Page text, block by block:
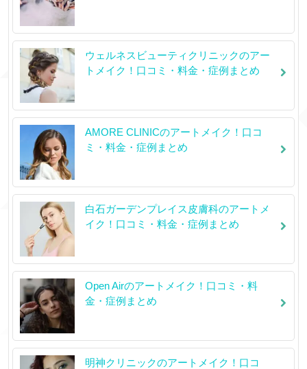
ウェルネスビューティクリニックのアー
トメイク！口コミ・料金・症例まとめ
AMORE CLINICのアートメイク！口コ
ミ・料金・症例まとめ
白石ガーデンプレイス皮膚科のアートメ
イク！口コミ・料金・症例まとめ
Open Airのアートメイク！口コミ・料
金・症例まとめ
明神クリニックのアートメイク！口コ